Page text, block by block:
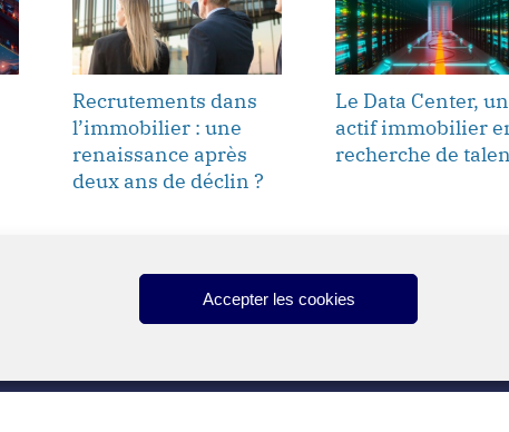
Accepter les cookies
Recrutements dans
l’immobilier : une
renaissance après
deux ans de déclin ?
Le Data Center, un
actif immobilier
recherche de